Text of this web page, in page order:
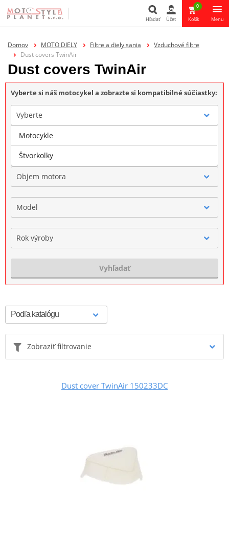
Hľadať
Hľadať Účet
0
Košík Menu
Domov MOTO DIELY Filtre a diely sania
Vzduchové filtre
Dust covers TwinAir
Dust covers TwinAir
Vyberte si náš motocykel a zobrazte si kompatibilné súčiastky:
Vyberte
Značka
Objem motora
Model
Rok výroby
Vyhľadať
Zobraziť filtrovanie
Dust cover TwinAir 150233DC
Motocykle
Štvorkolky